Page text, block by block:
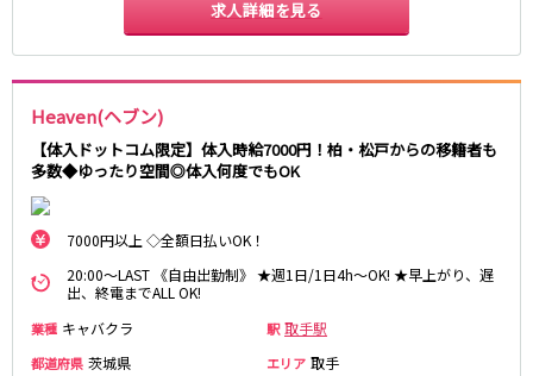
求人詳細を見る
Heaven(ヘブン)
【体入ドットコム限定】体入時給7000円！柏・松戸からの移籍者も
多数◆ゆったり空間◎体入何度でもOK
7000円以上 ◇全額日払いOK！
20:00～LAST 《自由出勤制》 ★週1日/1日4h～OK! ★早上がり、遅
出、終電までALL OK!
業種 キャバクラ 駅 取手駅
都道府県 茨城県 エリア 取手
菊川・瑞江
高田馬場・大久保
守谷
大泉学園・石神井公園
西麻布
神奈川県
関内
川崎
厚木
横浜
大和
溝の口
平塚
横須賀
上大岡・戸塚
新横浜
武蔵小杉
阿佐ヶ谷駅
平井駅
稲毛駅
両国駅
東中野駅
飯田橋駅
JR中央線(快速)
新宿駅
立川駅
吉祥寺駅
神田駅